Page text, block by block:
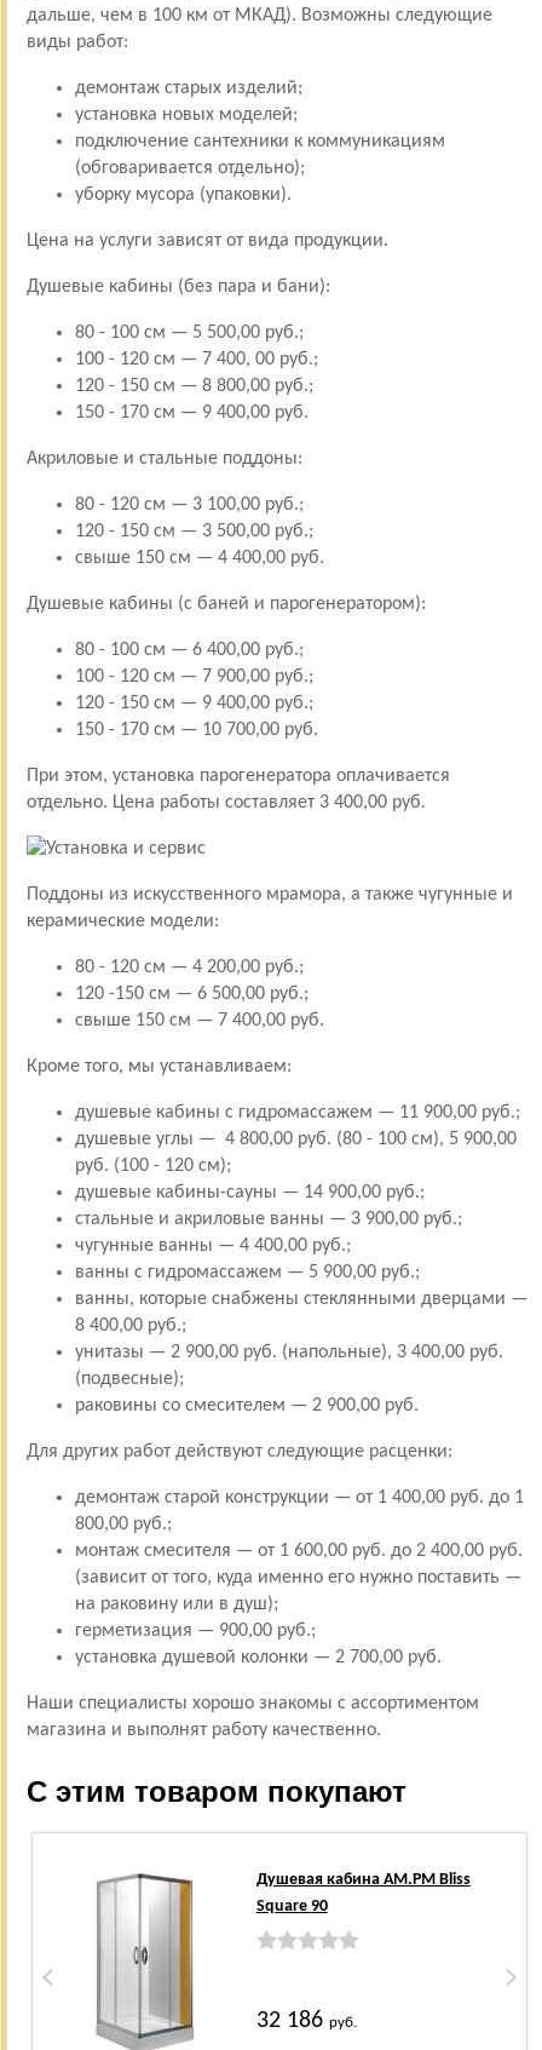
дальше, чем в 100 км от МКАД). Возможны следующие
виды работ:
демонтаж старых изделий;
установка новых моделей;
подключение сантехники к коммуникациям
(обговаривается отдельно);
уборку мусора (упаковки).
Цена на услуги зависят от вида продукции.
Душевые кабины (без пара и бани):
80 - 100 см — 5 500,00 руб.;
100 - 120 см — 7 400, 00 руб.;
120 - 150 см — 8 800,00 руб.;
150 - 170 см — 9 400,00 руб.
Акриловые и стальные поддоны:
80 - 120 см — 3 100,00 руб.;
120 - 150 см — 3 500,00 руб.;
свыше 150 см — 4 400,00 руб.
Душевые кабины (с баней и парогенератором):
80 - 100 см — 6 400,00 руб.;
100 - 120 см — 7 900,00 руб.;
120 - 150 см — 9 400,00 руб.;
150 - 170 см — 10 700,00 руб.
При этом, установка парогенератора оплачивается
отдельно. Цена работы составляет 3 400,00 руб.
Поддоны из искусственного мрамора, а также чугунные и
керамические модели:
80 - 120 см — 4 200,00 руб.;
120 -150 см — 6 500,00 руб.;
свыше 150 см — 7 400,00 руб.
Кроме того, мы устанавливаем:
душевые кабины с гидромассажем — 11 900,00 руб.;
душевые углы — 4 800,00 руб. (80 - 100 см), 5 900,00
руб. (100 - 120 см);
душевые кабины-сауны — 14 900,00 руб.;
стальные и акриловые ванны — 3 900,00 руб.;
чугунные ванны — 4 400,00 руб.;
ванны с гидромассажем — 5 900,00 руб.;
ванны, которые снабжены стеклянными дверцами —
8 400,00 руб.;
унитазы — 2 900,00 руб. (напольные), 3 400,00 руб.
(подвесные);
раковины со смесителем — 2 900,00 руб.
Для других работ действуют следующие расценки:
демонтаж старой конструкции — от 1 400,00 руб. до 1
800,00 руб.;
монтаж смесителя — от 1 600,00 руб. до 2 400,00 руб.
(зависит от того, куда именно его нужно поставить —
на раковину или в душ);
герметизация — 900,00 руб.;
установка душевой колонки — 2 700,00 руб.
Наши специалисты хорошо знакомы с ассортиментом
магазина и выполнят работу качественно.
С этим товаром покупают
Душевая кабина AM.PM Bliss
Square 90
32 186 руб.